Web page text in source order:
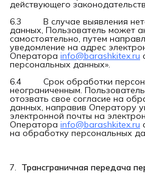
действующего
6.3 В случае выявления
данных, Пользователь может
самостоятельно, путем
уведомление на адрес
Оператора info@barashkitex.ru
персональных данных».
6.4 Срок обработки
неограниченным.
отозвать свое согласие на
данных, направив Оператору
электронной почты на
Оператора info@barashkitex.ru
на обработку персональных
7. Трансграничная передача